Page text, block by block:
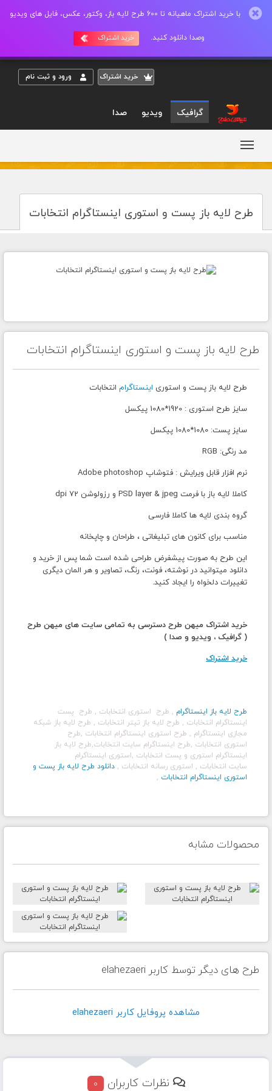
با خرید اشتراک ماهیانه تا 600 طرح لایه باز، وکتور، عکس، فایل های ویدیو
وصدا دانلود کنید. خرید اشتراک
خريد اشتراک ورود و ثبت نام
گرافیک ویدیو صدا
طرح لایه باز پست و استوری اینستاگرام انتخابات
طرح لایه باز پست و استوری اینستاگرام انتخابات
طرح لایه باز پست و استوری اینستاگرام انتخابات
سایز طرح استوری : 1920*1080 پیکسل
سایز پست: 1080*1080 پیکسل
مد رنگی: RGB
نرم افزار قابل ویرایش : فتوشاپ Adobe photoshop
کاملا لایه باز با فرمت PSD layer & jpeg و رزولوشن 72 dpi
گروه بندی لایه ها کاملا فارسی
مناسب برای کانون های تبلیغاتی ، طراحان و چاپخانه
این طرح به صورت پیشفرض طراحی شده است شما پس از خرید و
دانلود میتوانید در نوشته، فونت، رنگ، تصاویر و هر المان دیگری
تغییرات دلخواه را ایجاد کنید.
خرید اشتراک میهن طرح دسترسی به تمامی سایت های میهن طرح
( گرافیک ، ویدیو و صدا )
خرید اشتراک
طرح لایه باز اینستاگرام , طرح استوری انتخابات , طرح پست
اینستاگرام انتخابات , طرح لایه باز تیتر انتخابات , طرح لایه باز شبکه
مجازی اینستاگرام , طرح استوری اینستاگرام انتخابات ,طرح
استوری انتخابات ,طرح اینستاگرام سایت انتخابات,طرح لایه باز
اینستاگرام استوری و پست انتخابات ,استوری اینستاگرام
سایت انتخابات , استوری رسانه انتخابات , دانلود طرح لایه باز پست و
استوری اینستاگرام انتخابات ,
محصولات مشابه
طرح های دیگر توسط کاربر elahezaeri
مشاهده پروفايل کاربر elahezaeri
نظرات کاربران 0